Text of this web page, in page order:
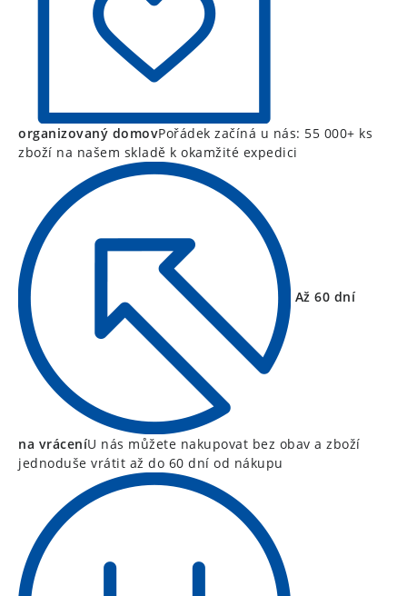
organizovaný domovPořádek začíná u nás: 55 000+ ks
zboží na našem skladě k okamžité expedici
Až 60 dní
na vráceníU nás můžete nakupovat bez obav a zboží
jednoduše vrátit až do 60 dní od nákupu